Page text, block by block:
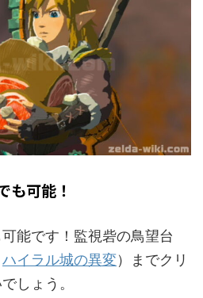
も可能！
能です！監視砦の鳥望台
ハイラル城の異変）までクリ
しょう。